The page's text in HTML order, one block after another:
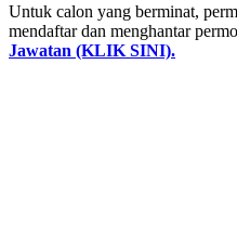
Untuk calon yang berminat,
mendaftar dan menghantar
Jawatan (KLIK SINI).